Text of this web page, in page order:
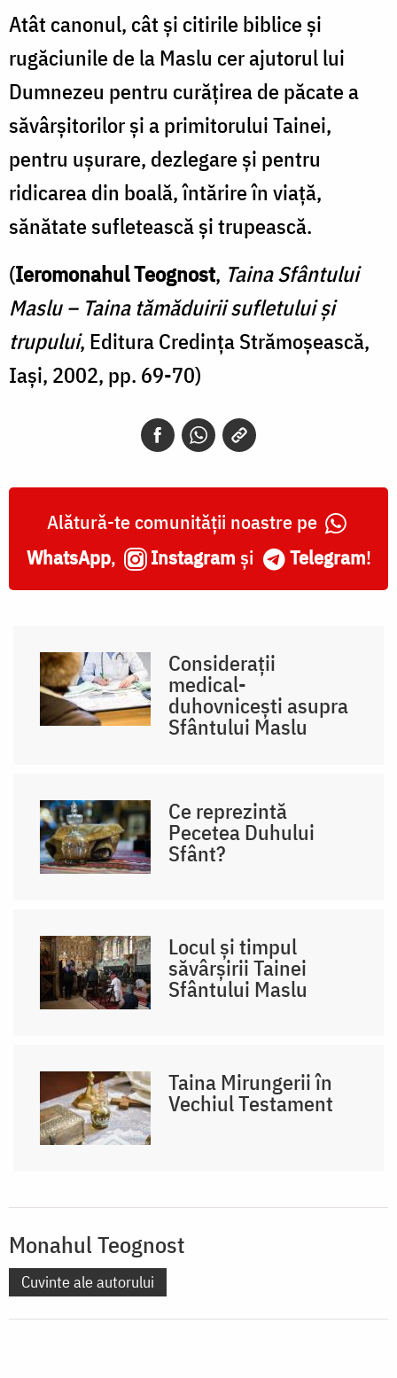
Atât canonul, cât și citirile biblice și
rugăciunile de la Maslu cer ajutorul lui
Dumnezeu pentru curățirea de păcate a
săvârșitorilor și a primitorului Tainei,
pentru ușurare, dezlegare și pentru
ridicarea din boală, întărire în viață,
sănătate sufletească și trupească.
(Ieromonahul Teognost, Taina Sfântului
Maslu – Taina tămăduirii sufletului și
trupului, Editura Credința Strămoșească,
Iași, 2002, pp. 69-70)
Alătură-te comunității noastre pe
WhatsApp, Instagram și Telegram!
Considerații
medical-
duhovnicești asupra
Sfântului Maslu
Ce reprezintă
Pecetea Duhului
Sfânt?
Locul și timpul
săvârșirii Tainei
Sfântului Maslu
Taina Mirungerii în
Vechiul Testament
Monahul Teognost
Cuvinte ale autorului